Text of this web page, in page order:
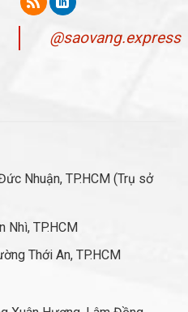
@saovang.express
Nhuận, TP.HCM (Trụ sở
Nhì, TP.HCM
Thới An, TP.HCM